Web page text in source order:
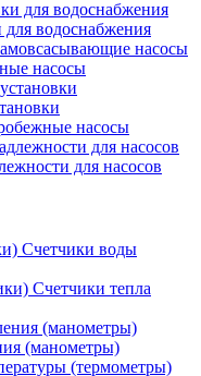
водоснабжения
насосы
насосы
насосы
для насосов
Счетчики воды
Счетчики тепла
(манометры)